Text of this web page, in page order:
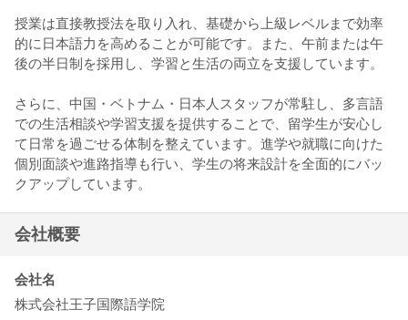
授業は直接教授法を取り入れ、基礎から上級レベルまで効率
的に日本語力を高めることが可能です。また、午前または午
後の半日制を採用し、学習と生活の両立を支援しています。
さらに、中国・ベトナム・日本人スタッフが常駐し、多言語
での生活相談や学習支援を提供することで、留学生が安心し
て日常を過ごせる体制を整えています。進学や就職に向けた
個別面談や進路指導も行い、学生の将来設計を全面的にバッ
クアップしています。
会社概要
会社名
株式会社王子国際語学院